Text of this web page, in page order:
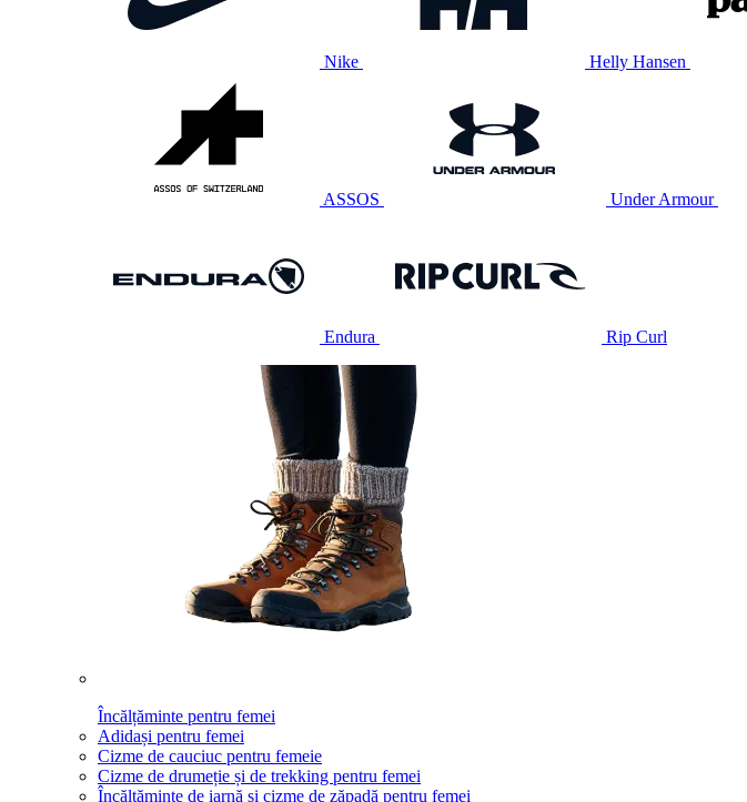
Nike Helly Hansen
ASSOS Under Armour
Endura Rip Curl
Încălțăminte pentru femei
Adidași pentru femei
Cizme de cauciuc pentru femeie
Cizme de drumeție și de trekking pentru femei
Încălțăminte de iarnă și cizme de zăpadă pentru femei